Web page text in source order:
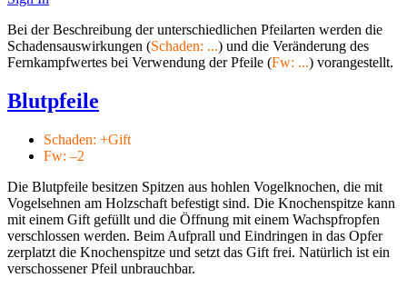
Bei der Beschreibung der unterschiedlichen Pfeilarten werden die
Schadensauswirkungen (Schaden: ...) und die Veränderung des
Fernkampfwertes bei Verwendung der Pfeile (Fw: ...) vorangestellt.
Blutpfeile
Schaden: +Gift
Fw: –2
Die Blutpfeile besitzen Spitzen aus hohlen Vogelknochen, die mit
Vogelsehnen am Holzschaft befestigt sind. Die Knochenspitze kann
mit einem Gift gefüllt und die Öffnung mit einem Wachspfropfen
verschlossen werden. Beim Aufprall und Eindringen in das Opfer
zerplatzt die Knochenspitze und setzt das Gift frei. Natürlich ist ein
verschossener Pfeil unbrauchbar.